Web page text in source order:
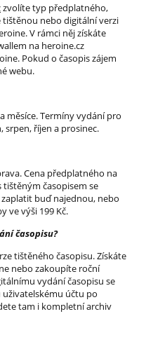
zvolíte typ předplatného,
tištěnou nebo digitální verzi
V rámci něj získáte
na heroine.cz
Pokud o časopis zájem
webu.
měsíce. Termíny vydání pro
srpen, říjen a prosinec.
Cena předplatného na
tištěným časopisem se
buď najednou, nebo
ve výši 199 Kč.
časopisu?
tištěného časopisu. Získáte
nebo zakoupíte roční
vydání časopisu se
účtu po
tam i kompletní archiv